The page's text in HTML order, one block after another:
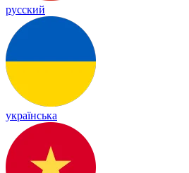
русский
українська